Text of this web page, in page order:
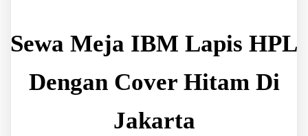
Sewa Meja IBM Lapis HPL
Dengan Cover Hitam Di
Jakarta